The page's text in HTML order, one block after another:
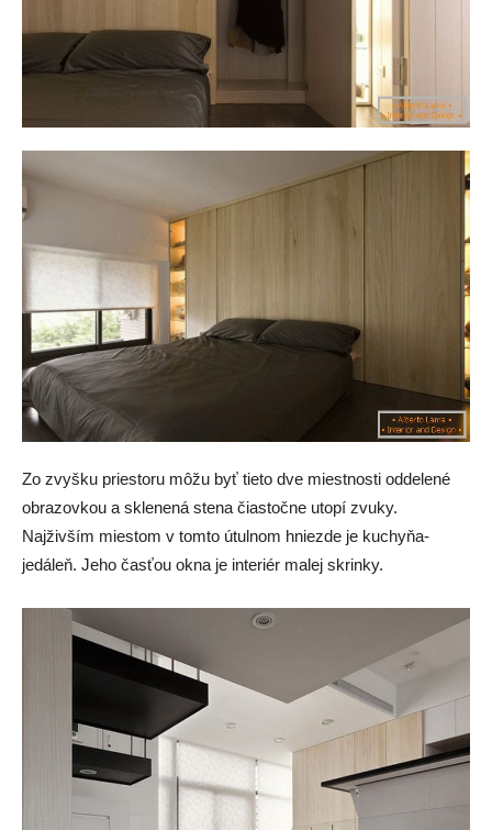
Zo zvyšku priestoru môžu byť tieto dve miestnosti oddelené
obrazovkou a sklenená stena čiastočne utopí zvuky.
Najživším miestom v tomto útulnom hniezde je kuchyňa-
jedáleň. Jeho časťou okna je interiér malej skrinky.